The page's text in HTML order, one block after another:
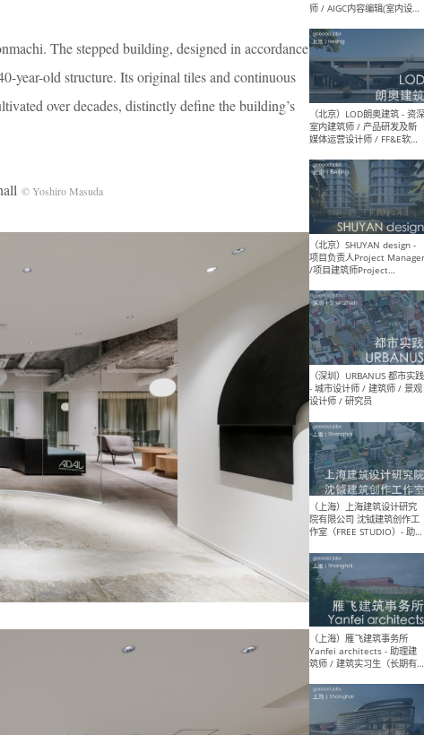
The stepped building, designed in accordance
year-old structure. Its original tiles and continuous
over decades, distinctly define the building’s
© Yoshiro Masuda